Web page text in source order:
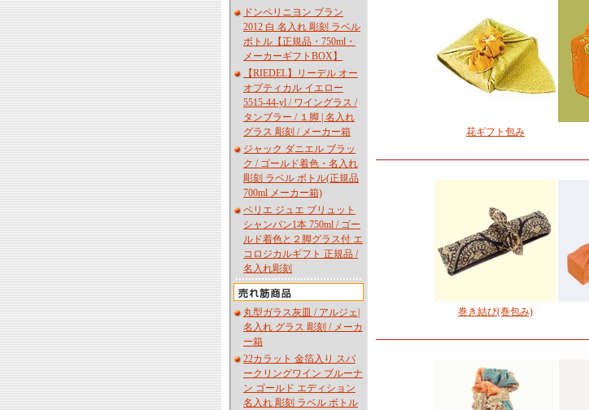
ドンペリニヨン ブラン
2012 白 名入れ 彫刻 ラベル
ボトル【正規品・750ml・
メーカーギフトBOX】
【RIEDEL】リーデル オー
オプティカル イエロー
5515-44-yl / ワイングラス /
タンブラー / １脚 | 名入れ
グラス 彫刻 / メーカー箱
ジャック ダニエル ブラッ
ク / ゴールド着色・名入れ
彫刻 ラベル ボトル(正規品
700ml メーカー箱)
ペリエ ジュエ ブリュット
シャンパン1本 750ml / ゴー
ルド着色と２脚グラス付 エ
コロジカルギフト 正規品 /
名入れ彫刻
丸型ガラス灰皿 / アルジェ|
名入れ グラス 彫刻 / メーカ
ー箱
22カラット 金箔入り スパ
ークリングワイン ブルーナ
ン ゴールド エディション
名入れ 彫刻 ラベル ボトル
花ギフト包み
巻き結び(巻包み)